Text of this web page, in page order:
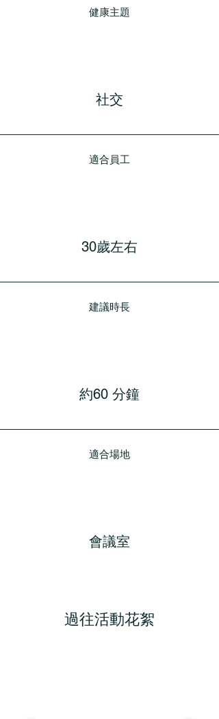
健康主題
社交
適合員工
30歲左右
建議時長
約60 分鐘
適合場地
會議室
過往活動花絮